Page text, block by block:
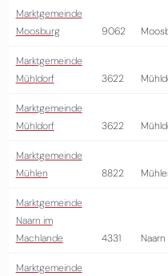
Marktgemeinde
Moosburg
9062
Marktgemeinde
Mühldorf
3622
Marktgemeinde
Mühldorf
3622
Marktgemeinde
Mühlen
8822
Marktgemeinde
Naarn im
Machlande
4331 Naarn
Marktgemeinde